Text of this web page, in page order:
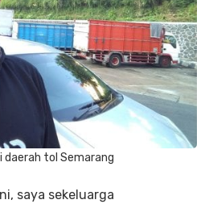
daerah tol Semarang
saya sekeluarga